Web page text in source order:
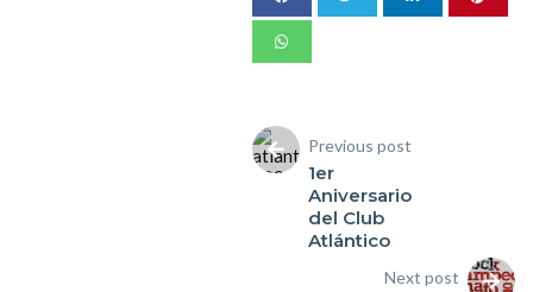
Previous post
1er
Aniversario
del Club
Atlántico
Next post